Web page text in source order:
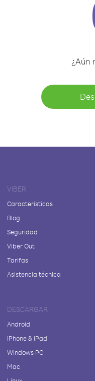
¿Aún
VIBER
Características
Blog
Seguridad
Viber Out
Tarifas
Asistencia técnica
DESCARGAR
Android
iPhone & iPad
Windows PC
Mac